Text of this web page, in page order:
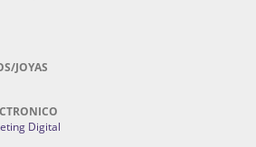
JOYAS
Digital